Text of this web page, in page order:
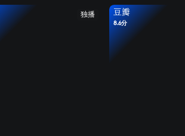
独播 豆瓣
8.6分